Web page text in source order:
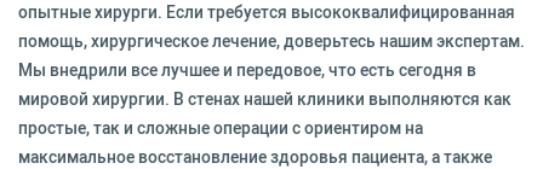
опытные хирурги. Если требуется высококвалифицированная
помощь, хирургическое лечение, доверьтесь нашим экспертам.
Мы внедрили все лучшее и передовое, что есть сегодня в
мировой хирургии. В стенах нашей клиники выполняются как
простые, так и сложные операции с ориентиром на
максимальное восстановление здоровья пациента, а также